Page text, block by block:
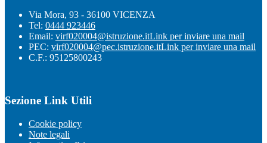
Via Mora, 93 - 36100 VICENZA
Tel: 0444 923446
Email: virf020004@istruzione.itLink per inviare una mail
PEC: virf020004@pec.istruzione.itLink per inviare una mail
C.F.: 95125800243
Sezione Link Utili
Cookie policy
Note legali